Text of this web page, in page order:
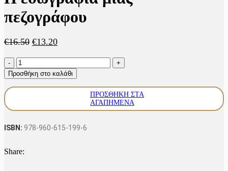
πεζογράφου
€16.50 Original
€16.50.
€13.20Η
είναι:
€13.20.
Η
εσωγραφία
μιας
πεζογράφου
Προσθήκη στο καλάθι
ΠΡΟΣΘΉΚΗ ΣΤΑ
ΑΓΑΠΗΜΈΝΑ
ISBN: 978-960-615-199-6
Share: